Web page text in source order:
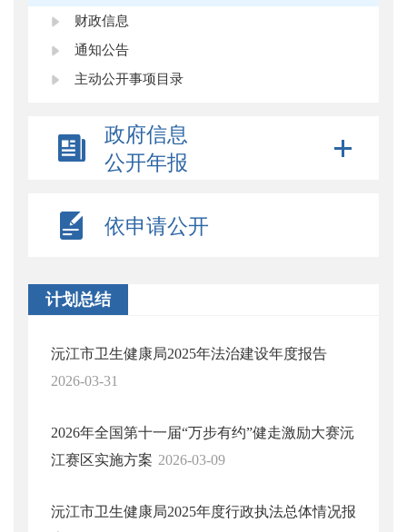
财政信息
通知公告
主动公开事项目录
政府信息
公开年报
依申请公开
计划总结
沅江市卫生健康局2025年法治建设年度报告
2026-03-31
2026年全国第十一届“万步有约”健走激励大赛沅
江赛区实施方案 2026-03-09
沅江市卫生健康局2025年度行政执法总体情况报